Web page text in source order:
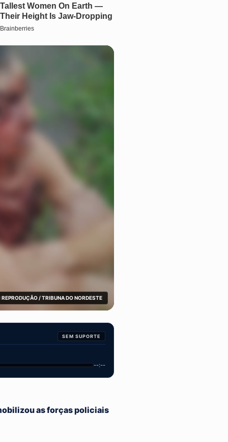
/ TRIBUNA DO NORDESTE
SEM SUPORTE
--:--
as forças policiais